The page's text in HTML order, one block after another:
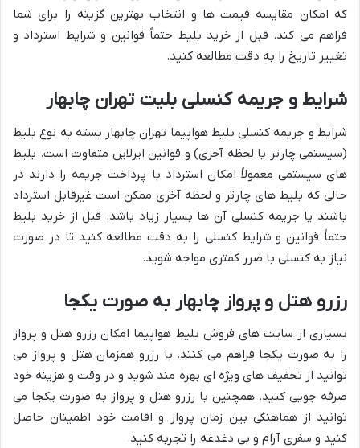
که امکان مقایسه قیمت ها و انتخاب بهترین گزینه را برای شما
فراهم می کند. قبل از خرید بلیط حتماً قوانین و شرایط استرداد و
تغییر تاریخ را به دقت مطالعه کنید.
شرایط و جریمه کنسلی بلیت تهران چابهار
شرایط و جریمه کنسلی بلیط هواپیما تهران چابهار بسته به نوع بلیط
(سیستمی چارتر یا لحظه آخری) و قوانین ایرلاین متفاوت است. بلیط
های سیستمی معمولاً امکان استرداد با پرداخت جریمه را دارند در
حالی که بلیط های چارتر و لحظه آخری ممکن است غیرقابل استرداد
باشند یا جریمه کنسلی آن ها بسیار زیاد باشد. قبل از خرید بلیط
حتماً قوانین و شرایط کنسلی را به دقت مطالعه کنید تا در صورت
نیاز به کنسلی با ضرر کمتری مواجه شوید.
رزرو هتل و پرواز چابهار به صورت یکجا
بسیاری از سایت های فروش بلیط هواپیما امکان رزرو هتل و پرواز
را به صورت یکجا فراهم می کنند. با رزرو همزمان هتل و پرواز می
توانید از تخفیف های ویژه ای بهره مند شوید و در وقت و هزینه خود
صرفه جویی کنید. همچنین با رزرو هتل و پرواز به صورت یکجا می
توانید از هماهنگی بین زمان پرواز و اقامت خود اطمینان حاصل
کنید و سفری آرام و بی دغدغه را تجربه کنید.